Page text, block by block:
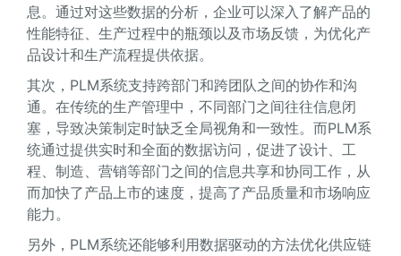
息。通过对这些数据的分析，企业可以深入了解产品的
性能特征、生产过程中的瓶颈以及市场反馈，为优化产
品设计和生产流程提供依据。
其次，PLM系统支持跨部门和跨团队之间的协作和沟
通。在传统的生产管理中，不同部门之间往往信息闭
塞，导致决策制定时缺乏全局视角和一致性。而PLM系
统通过提供实时和全面的数据访问，促进了设计、工
程、制造、营销等部门之间的信息共享和协同工作，从
而加快了产品上市的速度，提高了产品质量和市场响应
能力。
另外，PLM系统还能够利用数据驱动的方法优化供应链